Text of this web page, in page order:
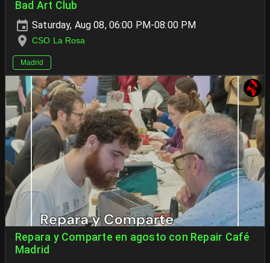
Bad Art Club
Saturday, Aug 08, 06:00 PM-08:00 PM
CSO La Rosa
Madrid
Repara y Comparte en agosto con Repair Café
Madrid